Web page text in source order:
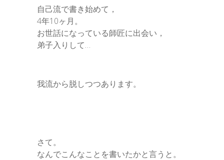
自己流で書き始めて，
4年10ヶ月。
お世話になっている師匠に出会い，
弟子入りして…
我流から脱しつつあります。
さて。
なんでこんなことを書いたかと言うと。